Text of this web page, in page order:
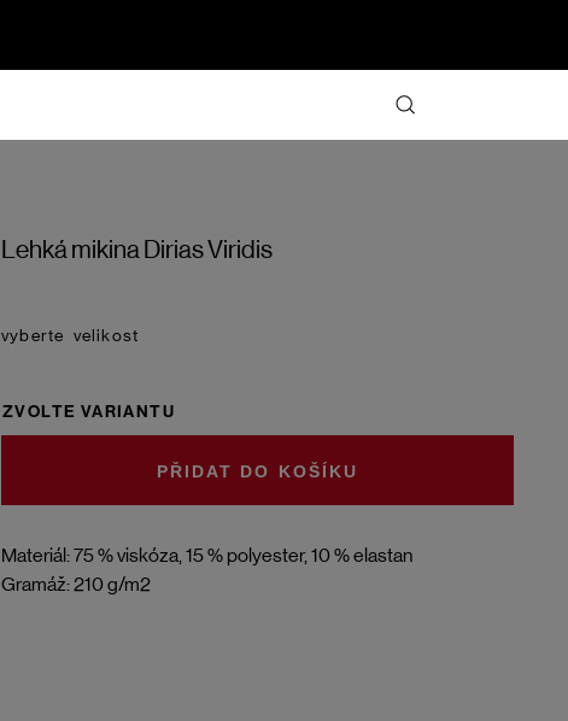
Lehká mikina Dirias Viridis
Materiál: 75 % viskóza, 15 % polyester, 10 % elastan
Gramáž: 210 g/m2
velikost
ZVOLTE VARIANTU
DO KOŠÍKU